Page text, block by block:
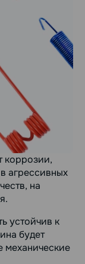
коррозии,
агрессивных
на
устойчив к
будет
механические